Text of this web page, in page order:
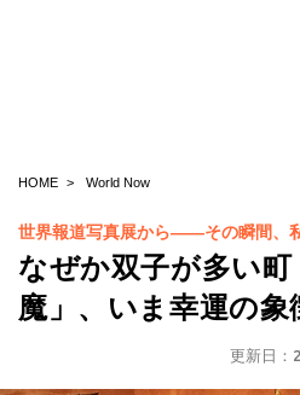
HOME World Now
世界報道写真展から――その瞬間、
なぜか双子が多い
魔」、いま幸運の象
更新日：